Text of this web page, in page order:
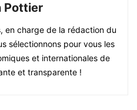
Pottier
en charge de la rédaction du
sélectionnons pour vous les
et internationales de
et transparente !